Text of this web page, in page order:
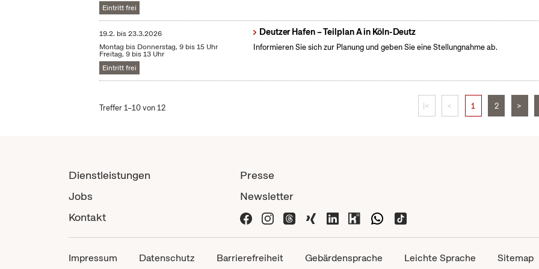
Eintritt frei
19.2. bis23.3.2026
Montag bis Donnerstag, 9 bis 15 Uhr
Freitag, 9 bis 13 Uhr
Eintritt frei
Deutzer Hafen – Teilplan A in Köln-Deutz
Informieren Sie sich zur Planung und geben Sie eine Stellungnahme ab.
Treffer 1–10 von 12 |< < 1 2 >
Dienstleistungen
Jobs
Kontakt
Presse
Newsletter
Impressum Datenschutz Barrierefreiheit Gebärdensprache Leichte Sprache Sitemap